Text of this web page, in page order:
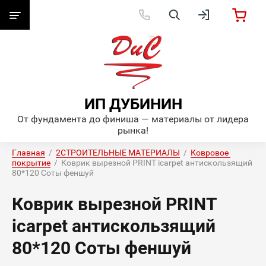
ИП ДУБИНИН
От фундамента до финиша — материалы от лидера
рынка!
Главная
  /
2СТРОИТЕЛЬНЫЕ МАТЕРИАЛЫ
  /
Ковровое
покрытие
  /  Коврик вырезной PRINT icarpet антискользящий
80*120 Соты феншуй
Коврик вырезной PRINT
icarpet антискользящий
80*120 Соты феншуй